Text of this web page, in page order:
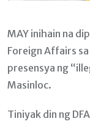
MAY inihain na
Foreign Affairs
presensya ng
Masinloc.
Tiniyak din ng